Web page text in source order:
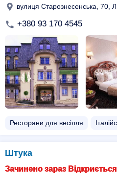
вулиця Старознесенська, 70,
+380 93 170 4545
Ресторани для весілля
Штука
Зачинено зараз